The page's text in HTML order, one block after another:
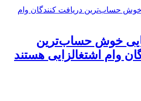
خوش حساب‌ترین
وام‌ اشتغالزایی هستند